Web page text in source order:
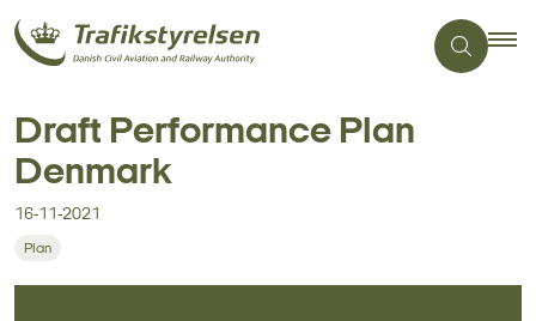
Draft Performance Plan
Denmark
16-11-2021
Plan